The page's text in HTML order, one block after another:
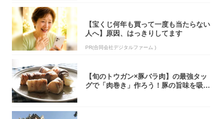
【宝くじ何年も買って一度も当たらない
人へ】原因、はっきりしてます
PR(合同会社デジタルファーム )
【旬のトウガン×豚バラ肉】の最強タッ
グで「肉巻き」作ろう！豚の旨味を吸い